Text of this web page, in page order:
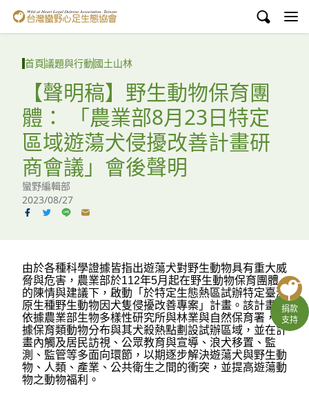
台灣蠻野心足生態協會
議題與行動
環境教育
白海豚媽祖宮
支持蠻野
English
YouTube
捐款
支持
首頁議題與行動國土山林
【聲明稿】野生動物保育團
體： 「農業部8月23日特定
區域遊蕩犬侵擾改善計畫研
商會議」會後聲明
蠻野編輯部
2023/08/27
由於各種科學證據皆指出遊蕩犬對野生動物具有重大威
脅與危害，農業部於112年5月起在野生動物保育團體
的陳情與建議下，啟動「於特定生態熱區試辦特定臺灣
原生種野生動物因犬隻侵擾改善專案」計畫。該計畫將
依據農業部生物多樣性研究所與林業與自然保育署，根
據保育類動物分布與其犬殺熱點劃設試辦區域，並在計
畫內觸及居民訪視、公眾教育與宣導、浪犬移置、監
測、監管等多面向環節，以期逐步解決遊蕩犬與野生動
物、人類、產業、公共衛生之間的衝突，並提高遊蕩動
物之動物福利。